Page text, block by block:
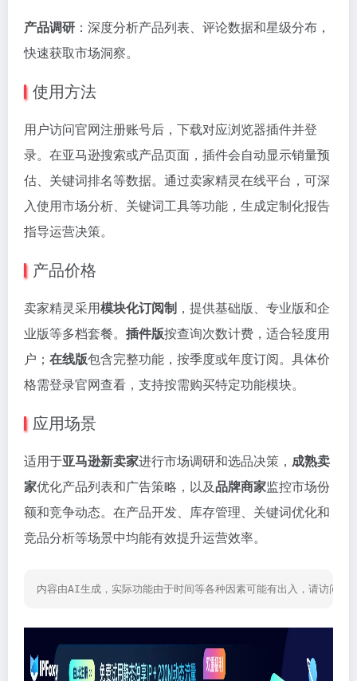
产品调研 ：深度分析产品列表、评论数据和星级分布，
快速获取市场洞察。
使用方法
用户访问官网注册账号后，下载对应浏览器插件并登
录。在亚马逊搜索或产品页面，插件会自动显示销量预
估、关键词排名等数据。通过卖家精灵在线平台，可深
入使用市场分析、关键词工具等功能，生成定制化报告
指导运营决策。
产品价格
卖家精灵采用模块化订阅制 ，提供基础版、专业版和企
业版等多档套餐。 插件版按查询次数计费，适合轻度用
户； 在线版包含完整功能，按季度或年度订阅。具体价
格需登录官网查看，支持按需购买特定功能模块。
应用场景
适用于亚马逊新卖家进行市场调研和选品决策， 成熟卖
家优化产品列表和广告策略，以及品牌商家监控市场份
额和竞争动态。在产品开发、库存管理、关键词优化和
竞品分析等场景中均能有效提升运营效率。
内容由AI生成，实际功能由于时间等各种因素可能有出入，请访问网